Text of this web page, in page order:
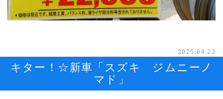
2025.04.22
キター！☆新車「スズキ ジムニーノ
マド」